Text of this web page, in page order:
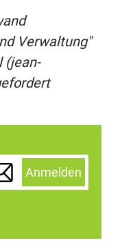
Verwaltung"
(jean-
Anmelden